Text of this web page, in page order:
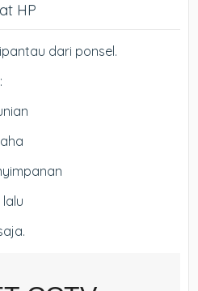
HP
dari ponsel.